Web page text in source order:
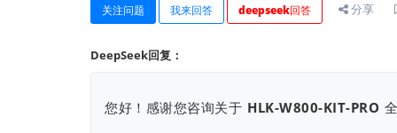
关注问题 我来回答 deepseek回答 分享
DeepSeek回复：
您好！感谢您咨询关于 HLK-W800-KIT-PRO